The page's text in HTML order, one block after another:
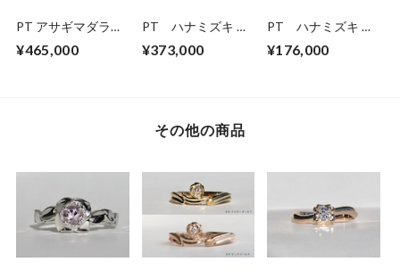
PT アサギマダラの
¥465,000
PT ハナミズキ ダ
（受注生産）
¥373,000
PT ハナミズキ ダ
(0.18ct)
¥176,000
その他の商品